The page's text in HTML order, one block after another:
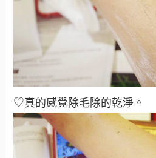
♡真的感覺除毛除的乾淨 。